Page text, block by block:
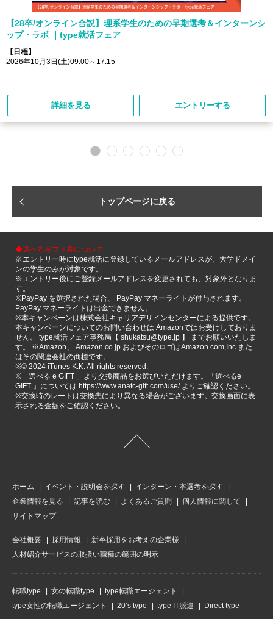
【28卒/オンライン合説】理系学生のための早期選考＆インターンシ
ップ・ラボ ｜type就活フェア
【日程】
2026年10月3日(土)09:00～17:15
詳細を見る エントリーする
トップページに戻る
◆選べるギフト券について
※エントリー時にtype就活に登録しているメールアドレスが、大学ドメイ
ンの学生のみが対象です。
※エントリー後にご登録メールアドレスを変更されても、対象外となりま
す。
※PayPay を選択された場合、 PayPay マネーライトが付与されます。
PayPay マネーライトは出金できません。
※本キャンペーンは株式会社キャリアデザインセンターによる提供です。
本キャンペーンについてのお問い合わせは Amazonではお受けしておりま
せん。 type就活フェア事務局【 shukatsu@type.jp 】 までお願いいたしま
す。 ※Amazon、 Amazon.co.jp およびそのロゴはAmazon.com,Inc また
はその関連会社の商標です。
※©️ 2024 iTunes K.K. All rights reserved.
※「選べる e GIFT 」より交換商品をお選びいただけます。「選べるe
GIFT 」については https://www.anatc-gift.com/use/ よりご確認ください。
※交換時のレートは交換先により異なる場合がございます。交換画面に表
示される金額をご確認ください。
ホーム イベント・説明会を探す
インターン・本選考を探す
企業情報を見る
記事を読む よくあるご質問
個人情報に関して
サイトマップ
会社概要 採用情報
新卒採用をお考えの企業様
人材紹介サービスの取扱い職種の範囲の明示
転職type 女の転職type
type転職エージェント
type女性の転職エージェント
20’s type type IT派遣 Direct type